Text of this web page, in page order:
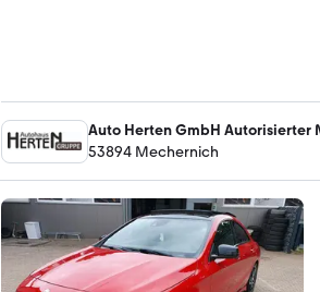
53894 Mechernich